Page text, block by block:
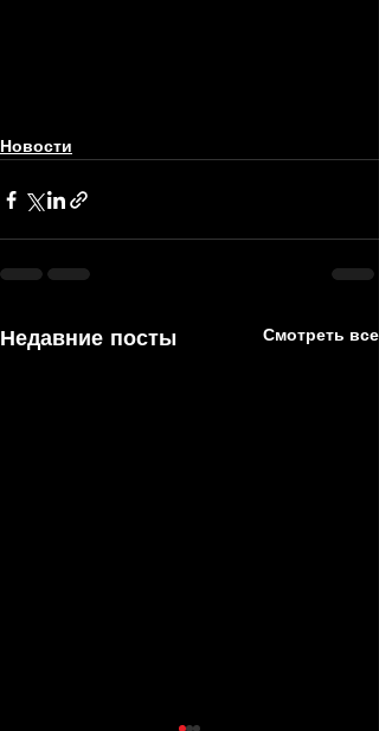
Новости
Недавние посты Смотреть все